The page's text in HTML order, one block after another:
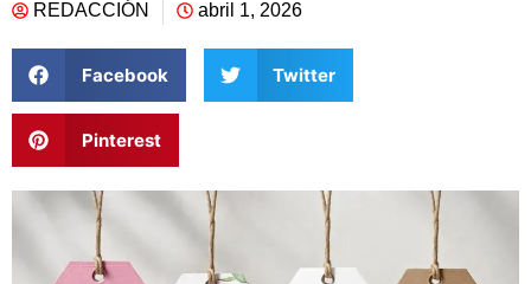
REDACCIÓN abril 1, 2026
Facebook Twitter
Pinterest